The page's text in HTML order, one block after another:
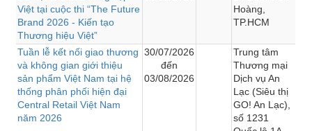
Việt tại cuộc thi “The Future
Brand 2026 - Kiến tạo
Thương hiệu Việt”
Hoàng,
TP.HCM
Tuần lễ kết nối giao thương
và không gian giới thiệu
sản phẩm Việt Nam tại hệ
thống phân phối hiện đại
Central Retail Việt Nam
năm 2026
30/07/2026
đến
03/08/2026
Trung tâm
Thương mại
Dịch vụ An
Lạc (Siêu thị
GO! An Lạc),
số 1231